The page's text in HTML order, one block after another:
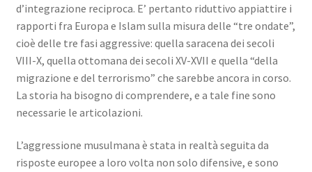
d’integrazione reciproca. E’ pertanto riduttivo appiattire i
rapporti fra Europa e Islam sulla misura delle “tre ondate”,
cioè delle tre fasi aggressive: quella saracena dei secoli
VIII-X, quella ottomana dei secoli XV-XVII e quella “della
migrazione e del terrorismo” che sarebbe ancora in corso.
La storia ha bisogno di comprendere, e a tale fine sono
necessarie le articolazioni.
L’aggressione musulmana è stata in realtà seguita da
risposte europee a loro volta non solo difensive, e sono